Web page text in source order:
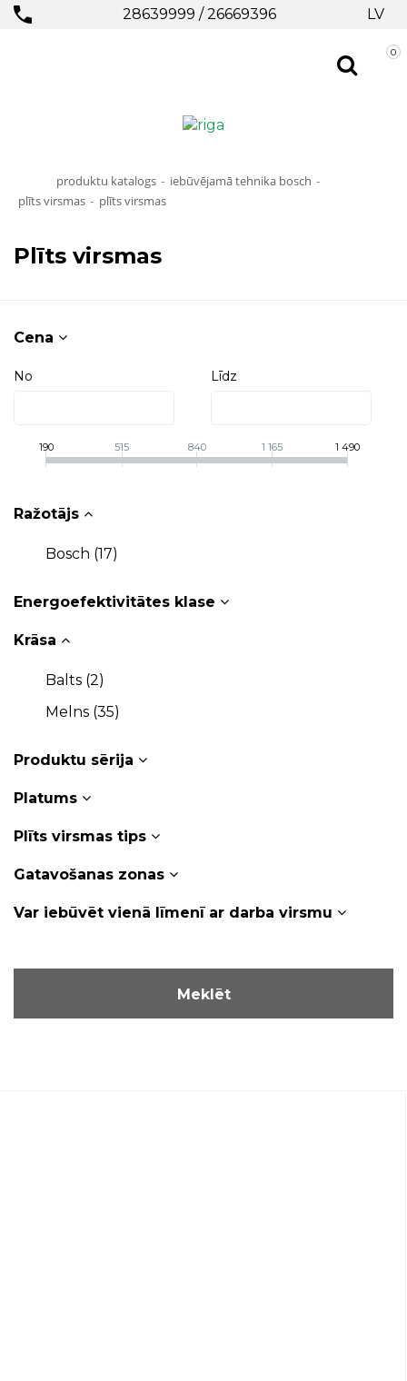
28639999 /26669396 LV
0
produktu katalogs - iebūvējamā tehnika bosch -
plīts virsmas - plīts virsmas
Plīts virsmas
Cena
No Līdz
190 515 840 1 165 1 490
Ražotājs
Bosch (17)
Energoefektivitātes klase
Krāsa
Balts (2)
Melns (35)
Produktu sērija
Platums
Plīts virsmas tips
Gatavošanas zonas
Var iebūvēt vienā līmenī ar darba virsmu